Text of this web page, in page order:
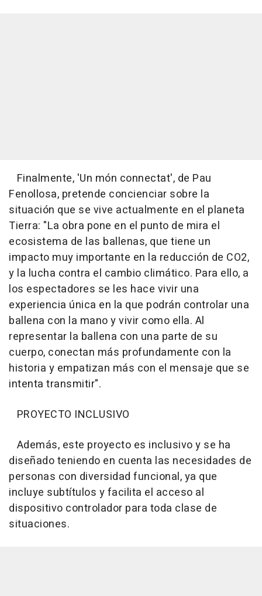
Finalmente, 'Un món connectat', de Pau
Fenollosa, pretende concienciar sobre la
situación que se vive actualmente en el planeta
Tierra: "La obra pone en el punto de mira el
ecosistema de las ballenas, que tiene un
impacto muy importante en la reducción de CO2,
y la lucha contra el cambio climático. Para ello, a
los espectadores se les hace vivir una
experiencia única en la que podrán controlar una
ballena con la mano y vivir como ella. Al
representar la ballena con una parte de su
cuerpo, conectan más profundamente con la
historia y empatizan más con el mensaje que se
intenta transmitir".
PROYECTO INCLUSIVO
Además, este proyecto es inclusivo y se ha
diseñado teniendo en cuenta las necesidades de
personas con diversidad funcional, ya que
incluye subtítulos y facilita el acceso al
dispositivo controlador para toda clase de
situaciones.